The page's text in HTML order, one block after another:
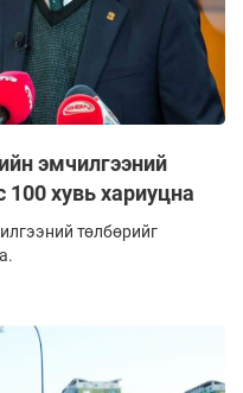
эмчилгээний
хувь хариуцна
төлбөрийг